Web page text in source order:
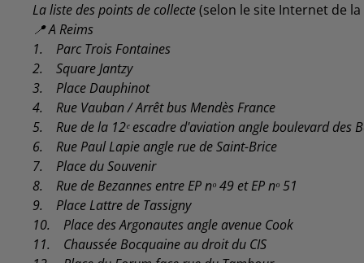
La liste des points de collecte(selon le site Internet de la
📍 A Reims
1. Parc Trois Fontaines
2. Square Jantzy
3. Place Dauphinot
4. Rue Vauban / Arrêt bus Mendès France
5. Rue de la 12ᵉ escadre d'aviation angle boulevard des
6. Rue Paul Lapie angle rue de Saint-Brice
7. Place du Souvenir
8. Rue de Bezannes entre EP nᵒ 49 et EP nᵒ 51
9. Place Lattre de Tassigny
10. Place des Argonautes angle avenue Cook
11. Chaussée Bocquaine au droit du CIS